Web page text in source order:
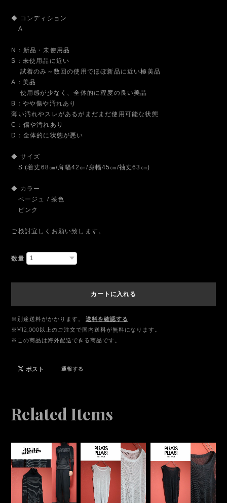
◆ コンディション
A
N：新品・未使用品
S：未使用品に近い
試着のみ～数回の使用でほぼ新品に近い極美品
A：美品
使用感が少なく、全体的に程度の良い美品
B：やや傷や汚れあり
薄い汚れやスレがあるがまだまだ使用可能な状態
C：傷や汚れあり
D：全体的に状態が悪い
◆ サイズ
S (着丈68㎝/肩幅42㎝/身幅45㎝/袖丈63㎝)
◆ カラー
ベージュ / 茶色
ピンク
ご検討宜しくお願い致します。
数量
カートに入れる
※別途送料がかかります。
送料を確認する
※¥12,000以上のご注文で国内送料が無料になります。
※この商品は海外配送できる商品です。
通報する
Related Items